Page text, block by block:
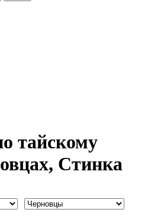
тайскому
Стинка